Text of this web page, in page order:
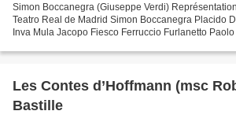
Simon Boccanegra (Giuseppe Verdi)
Teatro Real de Madrid Simon Boccanegra Placido
Inva Mula Jacopo Fiesco Ferruccio Furlanetto
Les Contes d’Hoffmann (msc
Bastille